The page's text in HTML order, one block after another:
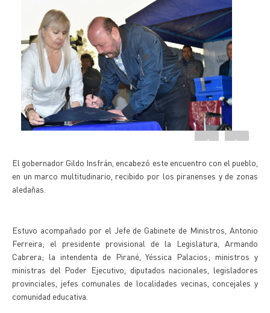
El gobernador Gildo Insfrán, encabezó este encuentro con el pueblo,
en un marco multitudinario, recibido por los piranenses y de zonas
aledañas.
Estuvo acompañado por el Jefe de Gabinete de Ministros, Antonio
Ferreira; el presidente provisional de la Legislatura, Armando
Cabrera; la intendenta de Pirané, Yéssica Palacios; ministros y
ministras del Poder Ejecutivo, diputados nacionales, legisladores
provinciales, jefes comunales de localidades vecinas, concejales y
comunidad educativa.